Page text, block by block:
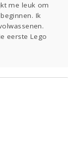
Zien
me leuk om
Ik
eerste Lego